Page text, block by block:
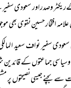
کےریکٹر وصدراور سعودی
افتخار حسین نقوی بھی
سفیر نواف سعید
وسیاسی جماعتوں کے
جیسی نصیحتوں پر